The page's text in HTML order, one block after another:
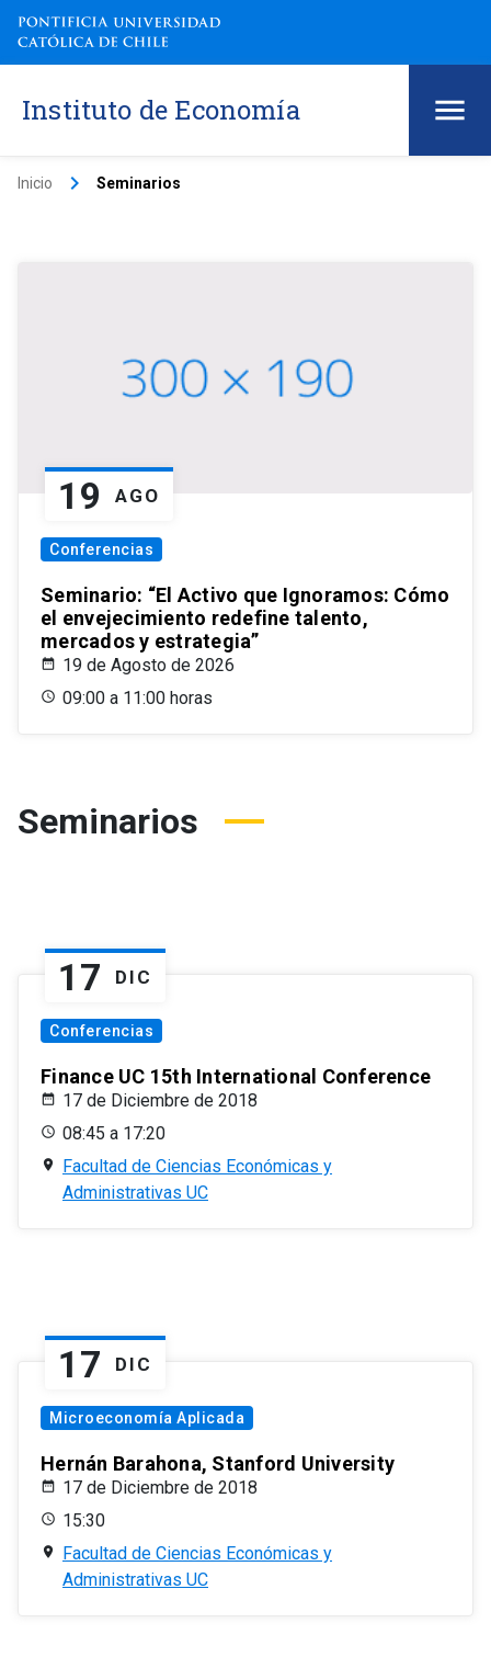
Instituto de Economía
Inicio keyboard_arrow_right Seminarios
19 AGO
Conferencias
Seminario: “El Activo que Ignoramos: Cómo
el envejecimiento redefine talento,
mercados y estrategia”
19 de Agosto de 2026
09:00 a 11:00 horas
Seminarios
17 DIC
Conferencias
Finance UC 15th International Conference
17 de Diciembre de 2018
08:45 a 17:20
Facultad de Ciencias Económicas y
Administrativas UC
17 DIC
Microeconomía Aplicada
Hernán Barahona, Stanford University
17 de Diciembre de 2018
15:30
Facultad de Ciencias Económicas y
Administrativas UC